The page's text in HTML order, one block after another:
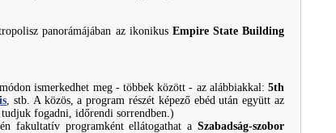
panorámájában az ikonikus Empire State Building
ismerkedhet meg - többek között - az alábbiakkal:5th
, stb. A közös, a program részét képező ebéd után együtt az
fogadni, időrendi sorrendben.)
fakultatív programként ellátogathat aSzabadság-szobor